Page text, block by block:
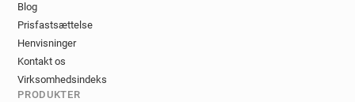
Blog
Prisfastsættelse
Henvisninger
Kontakt os
Virksomhedsindeks
PRODUKTER